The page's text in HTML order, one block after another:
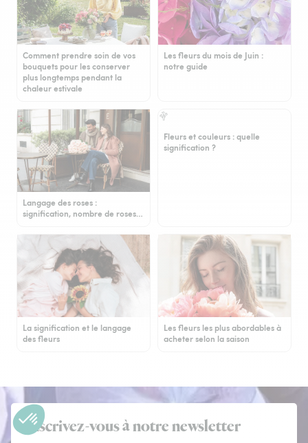
Comment prendre soin de vos
bouquets pour les conserver
plus longtemps pendant la
chaleur estivale
Les fleurs du mois de Juin :
notre guide
Langage des roses :
signification, nombre de roses…
Fleurs et couleurs : quelle
signification ?
La signification et le langage
des fleurs
Les fleurs les plus abordables à
acheter selon la saison
Inscrivez-vous à notre newsletter